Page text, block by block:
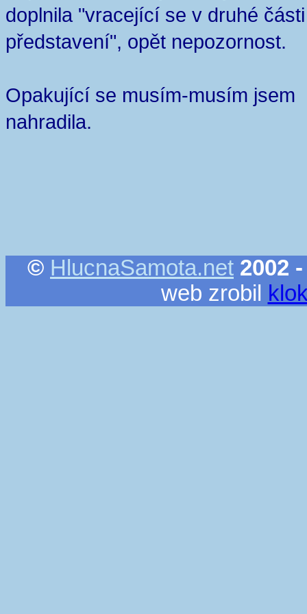
doplnila "vracející se v druhé části
představení", opět nepozornost.
Opakující se musím-musím jsem
nahradila.
© HlucnaSamota.net 2002
web zrobil